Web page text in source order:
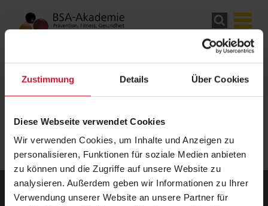
Zustimmung Details Über Cookies
Diese Webseite verwendet Cookies
Wir verwenden Cookies, um Inhalte und Anzeigen zu
personalisieren, Funktionen für soziale Medien anbieten
zu können und die Zugriffe auf unsere Website zu
analysieren. Außerdem geben wir Informationen zu Ihrer
Verwendung unserer Website an unsere Partner für
BSA-Akademie